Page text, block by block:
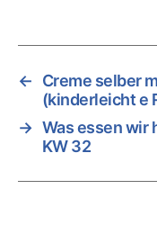
←
Creme selber
(kinderleicht e
→ Was essen wir
KW 32